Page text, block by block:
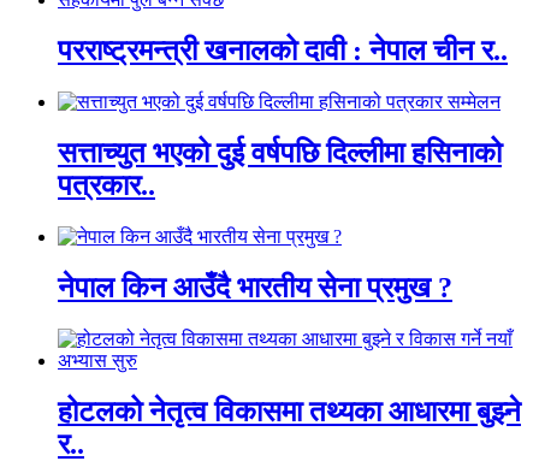
परराष्ट्रमन्त्री खनालको दावी : नेपाल चीन र..
सत्ताच्युत भएको दुई वर्षपछि दिल्लीमा हसिनाको
पत्रकार..
नेपाल किन आउँदै भारतीय सेना प्रमुख ?
होटलको नेतृत्व विकासमा तथ्यका आधारमा बुझ्ने
र..